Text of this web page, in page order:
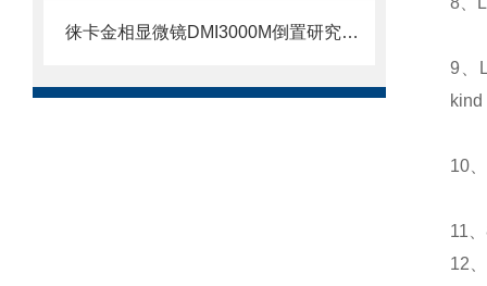
徕卡金相显微镜DMI3000M倒置研究级工业应用显微镜
9、
10
11
12